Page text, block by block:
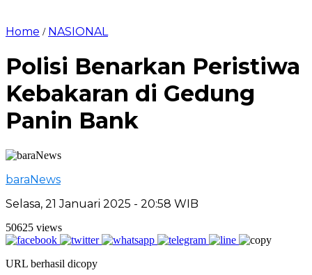
Home / NASIONAL
Polisi Benarkan Peristiwa
Kebakaran di Gedung
Panin Bank
baraNews
Selasa, 21 Januari 2025 - 20:58 WIB
50625 views
URL berhasil dicopy